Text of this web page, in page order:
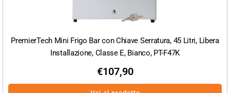
PremierTech Mini Frigo Bar con Chiave Serratura, 45 Litri, Libera
Installazione, Classe E, Bianco, PT-F47K
€107,90